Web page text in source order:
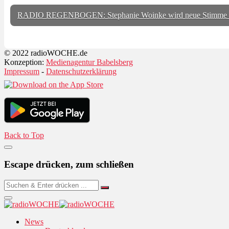
RADIO REGENBOGEN: Stephanie Woinke wird neue Stimme
© 2022 radioWOCHE.de
Konzeption: Medienagentur Babelsberg
Impressum - Datenschutzerklärung
Back to Top
Escape drücken, zum schließen
News